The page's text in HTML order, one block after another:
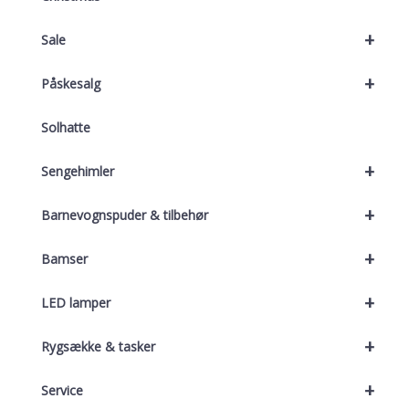
+
Sale
+
Påskesalg
Solhatte
+
Sengehimler
+
Barnevognspuder & tilbehør
+
Bamser
+
LED lamper
+
Rygsække & tasker
+
Service